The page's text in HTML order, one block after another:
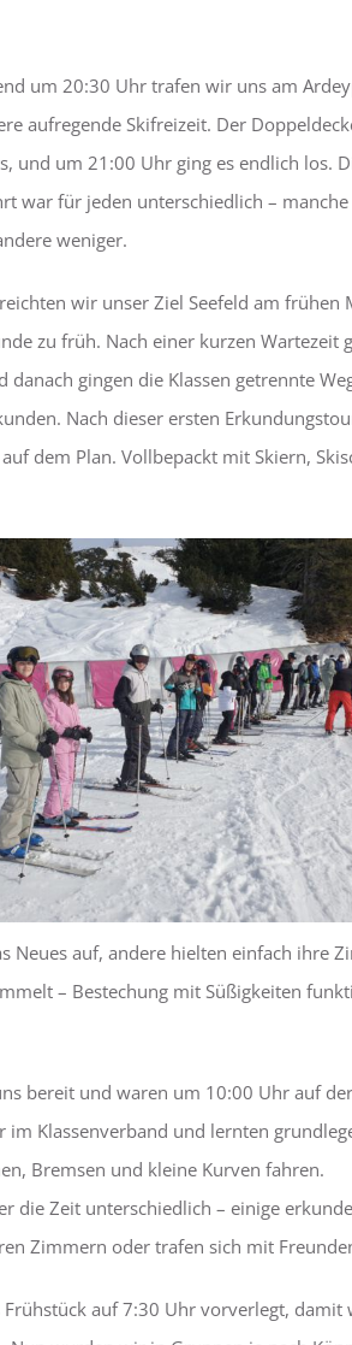
um 20:30 Uhr trafen wir uns am
aufregende Skifreizeit. Der
und um 21:00 Uhr ging es endlich los.
war für jeden unterschiedlich –
weniger.
wir unser Ziel Seefeld am frühen
zu früh. Nach einer kurzen Wartezeit
danach gingen die Klassen getrennte
Nach dieser ersten
dem Plan. Vollbepackt mit Skiern,
Neues auf, andere hielten einfach ihre
– Bestechung mit Süßigkeiten
bereit und waren um 10:00 Uhr auf
im Klassenverband und lernten
Bremsen und kleine Kurven fahren.
die Zeit unterschiedlich – einige
Zimmern oder trafen sich mit
Frühstück auf 7:30 Uhr vorverlegt, damit